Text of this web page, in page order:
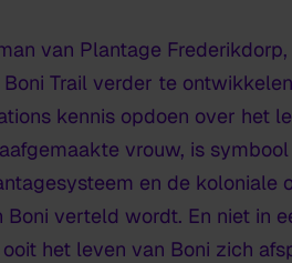
van Plantage
Trail verder te
kennis opdoen over het
vrouw, is
en de koloniale
verteld wordt. En niet in
het leven van Boni zich